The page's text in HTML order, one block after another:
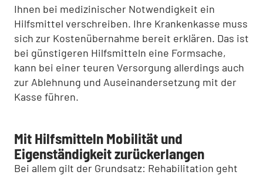
Ihnen bei medizinischer Notwendigkeit ein
Hilfsmittel verschreiben. Ihre Krankenkasse muss
sich zur Kostenübernahme bereit erklären. Das ist
bei günstigeren Hilfsmitteln eine Formsache,
kann bei einer teuren Versorgung allerdings auch
zur Ablehnung und Auseinandersetzung mit der
Kasse führen.
Mit Hilfsmitteln Mobilität und
Eigenständigkeit zurückerlangen
Bei allem gilt der Grundsatz: Rehabilitation geht